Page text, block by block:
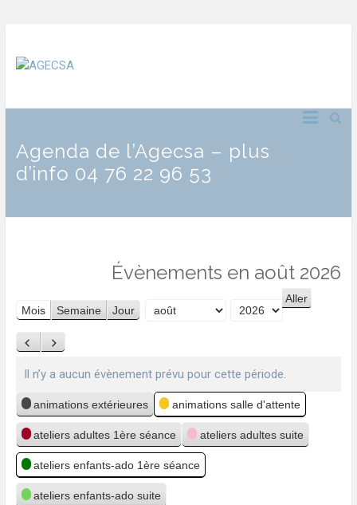
Agenda de l’Agecsa – plus
d’info 04 76 22 96 53
Évènements en août 2026
Mois Semaine Jour
Précédent
Suivant
Il n’y a aucun évènement prévu pour cette période.
Catégories
animations extérieures animations salle d'attente
ateliers adultes 1ère séance ateliers adultes suite
ateliers enfants-ado 1ère séance
ateliers enfants-ado suite